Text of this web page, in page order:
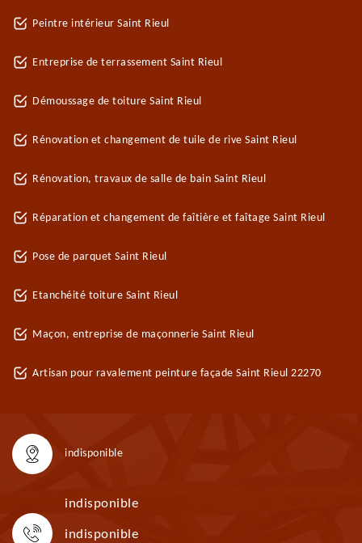
Peintre intérieur Saint Rieul
Entreprise de terrassement Saint Rieul
Démoussage de toiture Saint Rieul
Rénovation et changement de tuile de rive Saint Rieul
Rénovation, travaux de salle de bain Saint Rieul
Réparation et changement de faîtière et faîtage Saint Rieul
Pose de parquet Saint Rieul
Etanchéité toiture Saint Rieul
Maçon, entreprise de maçonnerie Saint Rieul
Artisan pour ravalement peinture façade Saint Rieul 22270
indisponible
indisponible
indisponible